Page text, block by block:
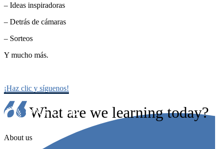
– Ideas inspiradoras
– Detrás de cámaras
– Sorteos
Y mucho más.
¡Haz clic y síguenos!
What are we learning today?
About us